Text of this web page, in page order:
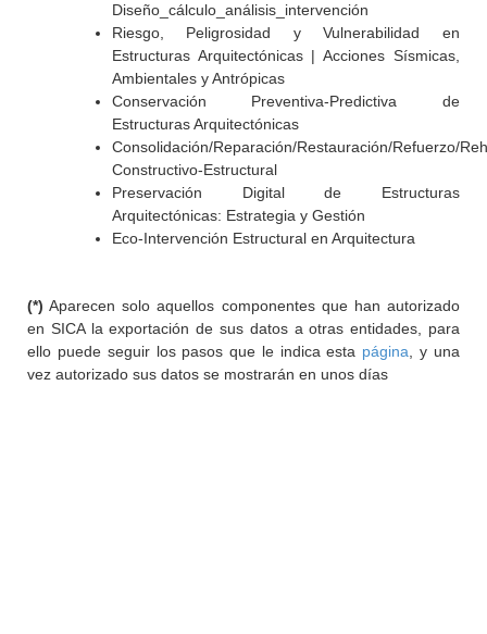
Diseño_cálculo_análisis_intervención
Riesgo, Peligrosidad y Vulnerabilidad en
Estructuras Arquitectónicas | Acciones Sísmicas,
Ambientales y Antrópicas
Conservación Preventiva-Predictiva de
Estructuras Arquitectónicas
Consolidación/Reparación/Restauración/Refuerzo/
Constructivo-Estructural
Preservación Digital de Estructuras
Arquitectónicas: Estrategia y Gestión
Eco-Intervención Estructural en Arquitectura
(*) Aparecen solo aquellos componentes que han autorizado
en SICA la exportación de sus datos a otras entidades, para
ello puede seguir los pasos que le indica esta página , y una
vez autorizado sus datos se mostrarán en unos días